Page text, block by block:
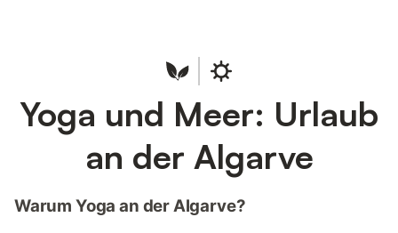
Yoga und Meer: Urlaub
an der Algarve
Warum Yoga an der Algarve?